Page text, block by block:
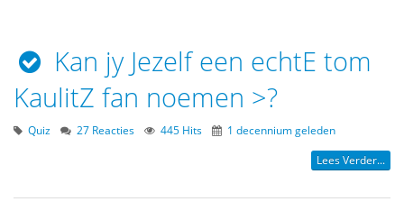
Kan jy Jezelf een echtE tom
KaulitZ fan noemen >?
Quiz 27 Reacties 445 Hits 1 decennium geleden
Lees Verder...